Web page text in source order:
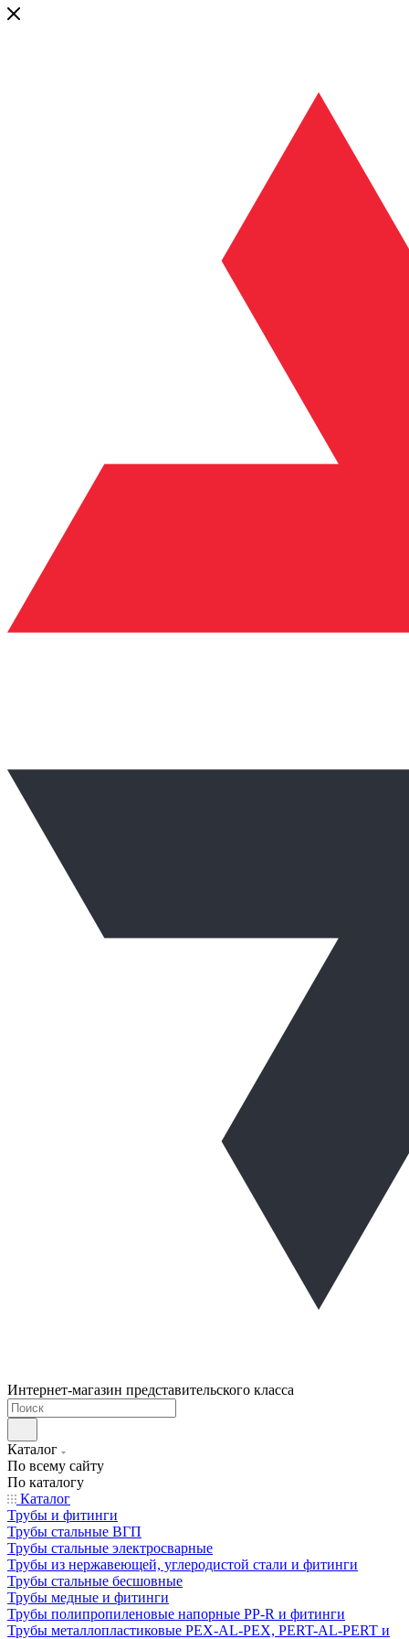
Интернет-магазин представительского класса
Каталог
По всему сайту
По каталогу
Каталог
Трубы и фитинги
Трубы стальные ВГП
Трубы стальные электросварные
Трубы из нержавеющей, углеродистой стали и фитинги
Трубы стальные бесшовные
Трубы медные и фитинги
Трубы полипропиленовые напорные PP-R и фитинги
Трубы металлопластиковые PEX-AL-PEX, PERT-AL-PERT и